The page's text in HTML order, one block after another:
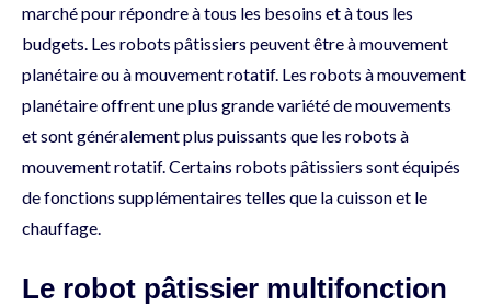
marché pour répondre à tous les besoins et à tous les
budgets. Les robots pâtissiers peuvent être à mouvement
planétaire ou à mouvement rotatif. Les robots à mouvement
planétaire offrent une plus grande variété de mouvements
et sont généralement plus puissants que les robots à
mouvement rotatif. Certains robots pâtissiers sont équipés
de fonctions supplémentaires telles que la cuisson et le
chauffage.
Le robot pâtissier multifonction